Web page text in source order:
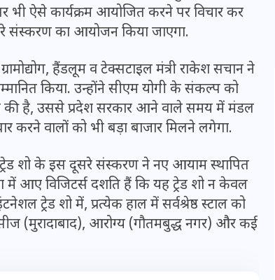
ऐसे कार्यक्रम आयोजित करने पर विचार कर
संस्करण का आयोजन किया जाएगा.
हैंडलूम व टेक्सटाइल मंत्री राकेश सचान ने
किया. उन्होंने सीएम योगी के संकल्प को
की है, उससे प्रदेश सरकार आने वाले समय में मंडल
करने वालों को भी बड़ा बाजार मिलने लगेगा.
शो के इस दूसरे संस्करण ने नए आयाम स्थापित
में आए विजिटर्स दशति हैं कि यह ट्रेड शो न केवल
ट्रेड शो में, प्रत्येक हाल में सर्वश्रेष्ठ स्टाल को
(मुरादाबाद), आरोग्य (गौतमबुद्ध नगर) और कई
UPSSSC Lekhpal Recruitment
2025: यूपी में लेखपाल के पदों
पर बंपर भर्ती का विज्ञापन जारी,